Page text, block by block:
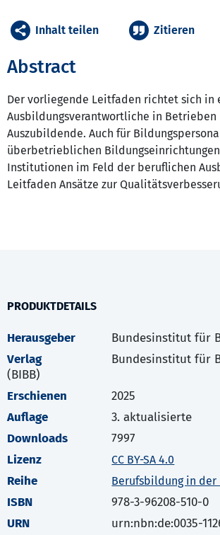
Abstract
Der vorliegende Leitfaden richtet sich in
Ausbildungsverantwortliche in Betrieben
Auszubildende. Auch für
überbetrieblichen
Institutionen im Feld der beruflichen
Leitfaden Ansätze zur
Inhalt teilen Zitieren
PRODUKTDETAILS
Herausgeber
Bundesinstitut für
Verlag
Bundesinstitut für
(BIBB)
Erschienen
2025
Auflage
3. aktualisierte
Downloads
7997
Lizenz
CC BY-SA 4.0
Reihe Berufsbildung in der
ISBN
978-3-96208-510-0
URN
urn:nbn:de:0035-